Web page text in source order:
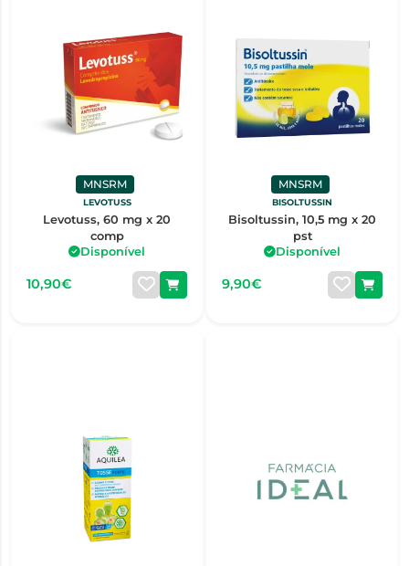
MNSRM
LEVOTUSS
Levotuss, 60 mg x 20
comp
Disponível
10,90€
MNSRM
BISOLTUSSIN
Bisoltussin, 10,5 mg x 20
pst
Disponível
9,90€